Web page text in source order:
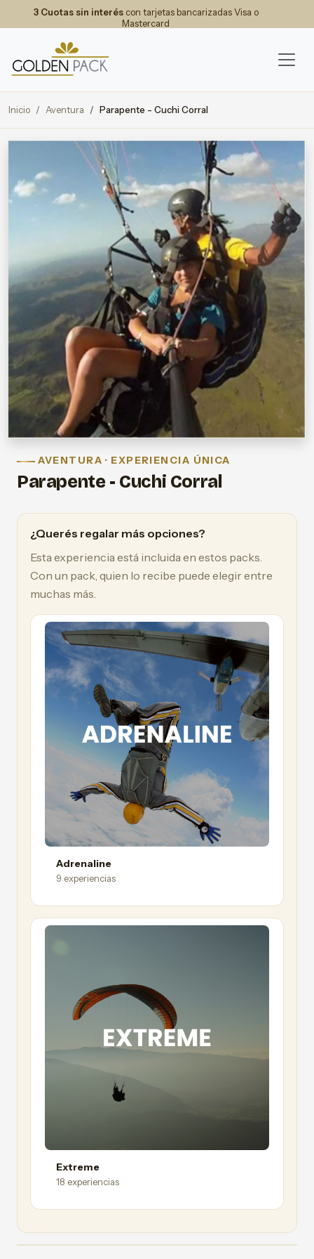
3 Cuotas sin interéscon tarjetas bancarizadas Visa o
Mastercard
Inicio Aventura Parapente - Cuchi Corral
AVENTURA · EXPERIENCIA ÚNICA
Parapente - Cuchi Corral
¿Querés regalar más opciones?
Esta experiencia está incluida en estos packs.
Con un pack, quien lo recibe puede elegir entre
muchas más.
Adrenaline
9 experiencias
Extreme
18 experiencias